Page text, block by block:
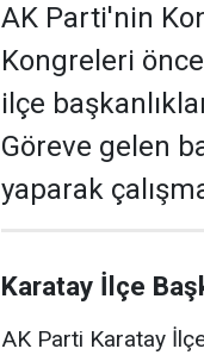
AK Parti'nin
Kongreleri
ilçe
Göreve gelen
yaparak
Karatay İlçe
AK Parti Karatay